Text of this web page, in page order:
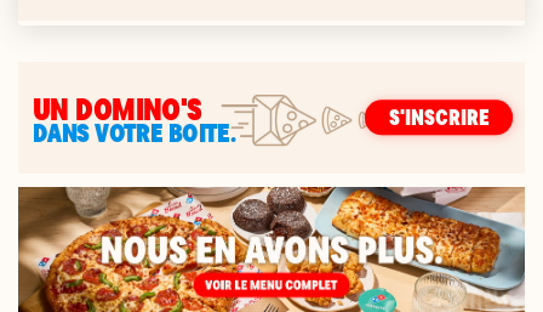
UN DOMINO'S
DANS VOTRE BOITE. S'INSCRIRE